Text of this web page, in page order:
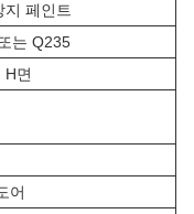
지 페인트
는 Q235
H면
어